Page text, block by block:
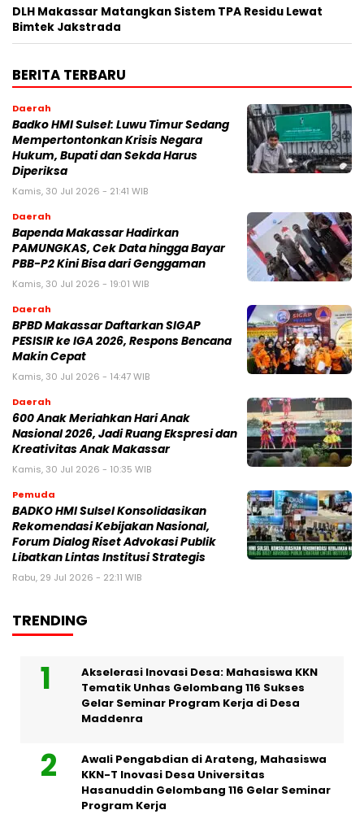
DLH Makassar Matangkan Sistem TPA Residu Lewat
Bimtek Jakstrada
BERITA TERBARU
Daerah
Badko HMI Sulsel: Luwu Timur Sedang
Mempertontonkan Krisis Negara
Hukum, Bupati dan Sekda Harus
Diperiksa
Kamis, 30 Jul 2026 - 21:41 WIB
Daerah
Bapenda Makassar Hadirkan
PAMUNGKAS, Cek Data hingga Bayar
PBB-P2 Kini Bisa dari Genggaman
Kamis, 30 Jul 2026 - 19:01 WIB
Daerah
BPBD Makassar Daftarkan SIGAP
PESISIR ke IGA 2026, Respons Bencana
Makin Cepat
Kamis, 30 Jul 2026 - 14:47 WIB
Daerah
600 Anak Meriahkan Hari Anak
Nasional 2026, Jadi Ruang Ekspresi dan
Kreativitas Anak Makassar
Kamis, 30 Jul 2026 - 10:35 WIB
Pemuda
BADKO HMI Sulsel Konsolidasikan
Rekomendasi Kebijakan Nasional,
Forum Dialog Riset Advokasi Publik
Libatkan Lintas Institusi Strategis
Rabu, 29 Jul 2026 - 22:11 WIB
TRENDING
Akselerasi Inovasi Desa: Mahasiswa KKN
Tematik Unhas Gelombang 116 Sukses
Gelar Seminar Program Kerja di Desa
Maddenra
Awali Pengabdian di Arateng, Mahasiswa
KKN-T Inovasi Desa Universitas
Hasanuddin Gelombang 116 Gelar Seminar
Program Kerja